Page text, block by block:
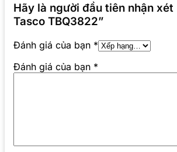
Hãy là người đầu tiên nhận xét
Tasco TBQ3822”
Đánh giá của bạn *
Đánh giá của bạn *